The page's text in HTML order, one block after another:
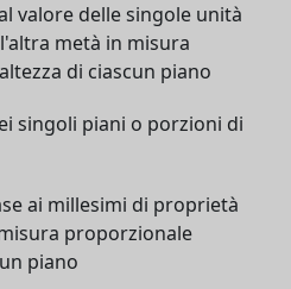
valore delle singole unità
metà in misura
di ciascun piano
singoli piani o porzioni di
ai millesimi di proprietà
proporzionale
piano